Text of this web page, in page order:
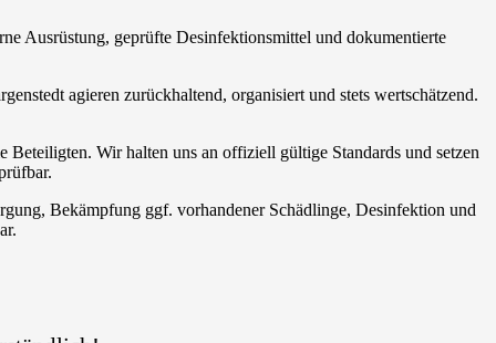
Ausrüstung, geprüfte Desinfektionsmittel und dokumentierte
agieren zurückhaltend, organisiert und stets wertschätzend.
Beteiligten. Wir halten uns an offiziell gültige Standards und setzen
Bekämpfung ggf. vorhandener Schädlinge, Desinfektion und